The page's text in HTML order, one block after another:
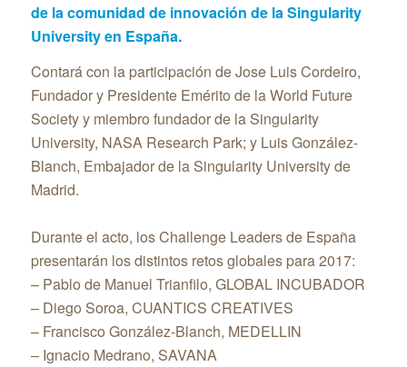
de la comunidad de innovación de la Singularity
University en España.
Contará con la participación de Jose Luis Cordeiro,
Fundador y Presidente Emérito de la World Future
Society y miembro fundador de la Singularity
University, NASA Research Park; y Luis González-
Blanch, Embajador de la Singularity University de
Madrid.
Durante el acto, los Challenge Leaders de España
presentarán los distintos retos globales para 2017:
– Pablo de Manuel Trianfilo, GLOBAL INCUBADOR
– Diego Soroa, CUANTICS CREATIVES
– Francisco González-Blanch, MEDELLIN
– Ignacio Medrano, SAVANA